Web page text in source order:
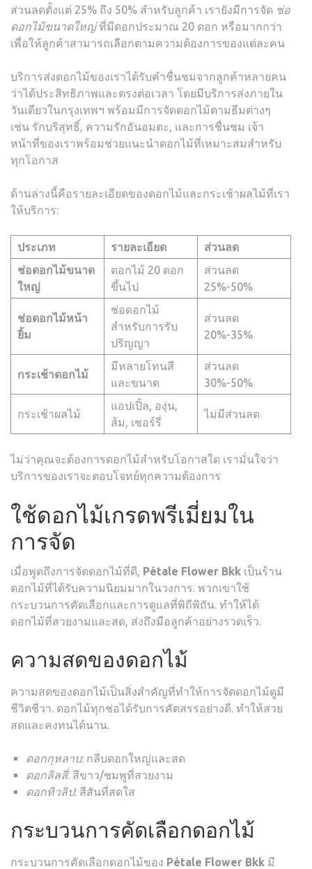
ส่วนลดตั้งแต่ 25% ถึง 50% สำหรับลูกค้า เรายังมีการจัด ช่อ
ดอกไม้ขนาดใหญ่ที่มีดอกประมาณ 20 ดอก หรือมากกว่า
เพื่อให้ลูกค้าสามารถเลือกตามความต้องการของแต่ละคน
บริการส่งดอกไม้ของเราได้รับคำชื่นชมจากลูกค้าหลายคน
ว่าได้ประสิทธิภาพและตรงต่อเวลา โดยมีบริการส่งภายใน
วันเดียวในกรุงเทพฯ พร้อมมีการจัดดอกไม้ตามธีมต่างๆ
เช่น รักบริสุทธิ์, ความรักอันอมตะ, และการชื่นชม เจ้า
หน้าที่ของเราพร้อมช่วยแนะนำดอกไม้ที่เหมาะสมสำหรับ
ทุกโอกาส
ด้านล่างนี้คือรายละเอียดของดอกไม้และกระเช้าผลไม้ที่เรา
ให้บริการ:
ประเภท รายละเอียด
ส่วนลด
ช่อดอกไม้ขนาด
ใหญ่
ดอกไม้ 20 ดอก
ขึ้นไป
ส่วนลด
25%-50%
ช่อดอกไม้หน้า
ยิ้ม
ช่อดอกไม้
สำหรับการรับ
ปริญญา
ส่วนลด
20%-35%
กระเช้าดอกไม้
มีหลายโทนสี
และขนาด
ส่วนลด
30%-50%
กระเช้าผลไม้
แอปเปิ้ล, องุ่น,
ส้ม, เชอร์รี่
ไม่มีส่วนลด
ไม่ว่าคุณจะต้องการดอกไม้สำหรับโอกาสใด เรามั่นใจว่า
บริการของเราจะตอบโจทย์ทุกความต้องการ
ใช้ดอกไม้เกรดพรีเมี่ยมใน
การจัด
เมื่อพูดถึงการจัดดอกไม้ที่ดี, Pétale Flower Bkk เป็นร้าน
ดอกไม้ที่ได้รับความนิยมมากในวงการ. พวกเขาใช้
กระบวนการคัดเลือกและการดูแลที่พิถีพิถัน. ทำให้ได้
ดอกไม้ที่สวยงามและสด, ส่งถึงมือลูกค้าอย่างรวดเร็ว.
ความสดของดอกไม้
ความสดของดอกไม้เป็นสิ่งสำคัญที่ทำให้การจัดดอกไม้ดูมี
ชีวิตชีวา. ดอกไม้ทุกช่อได้รับการคัดสรรอย่างดี. ทำให้สวย
สดและคงทนได้นาน.
ดอกกุหลาบ: กลีบดอกใหญ่และสด
ดอกลิลลี่: สีขาว/ชมพูที่สวยงาม
ดอกทิวลิป: สีสันที่สดใส
กระบวนการคัดเลือกดอกไม้
กระบวนการคัดเลือกดอกไม้ของ Pétale Flower Bkk มี